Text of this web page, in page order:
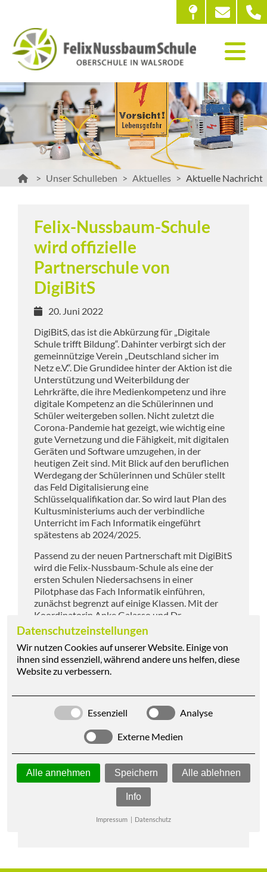
Unser Schulleben Aktuelles Aktuelle Nachricht
Felix-Nussbaum-Schule
wird offizielle
Partnerschule von
DigiBitS
20. Juni 2022
DigiBitS, das ist die Abkürzung für „Digitale
Schule trifft Bildung“. Dahinter verbirgt sich der
gemeinnützige Verein „Deutschland sicher im
Netz e.V.“. Die Grundidee hinter der Aktion ist die
Unterstützung und Weiterbildung der
Lehrkräfte, die ihre Medienkompetenz und ihre
digitale Kompetenz an die Schülerinnen und
Schüler weitergeben sollen. Nicht zuletzt die
Corona-Pandemie hat gezeigt, wie wichtig eine
gute Vernetzung und die Fähigkeit, mit digitalen
Geräten und Software umzugehen, in der
heutigen Zeit sind. Mit Blick auf den beruflichen
Werdegang der Schülerinnen und Schüler stellt
das Feld Digitalisierung eine
Schlüsselqualifikation dar. So wird laut Plan des
Kultusministeriums auch der verbindliche
Unterricht im Fach Informatik eingeführt
spätestens ab 2024/2025.
Passend zu der neuen Partnerschaft mit DigiBitS
wird die Felix-Nussbaum-Schule als eine der
ersten Schulen Niedersachsens in einer
Pilotphase das Fach Informatik einführen,
zunächst begrenzt auf einige Klassen. Mit der
Koordinatorin Anke Galasso und Dr.
Christopher Lehmann haben zwei Lehrkräfte der
Felix-Nussbaum-Schule bereits erfolgreich die
Weiterbildung zum Informatiklehrer
abgeschlossen, wir gratulieren an dieser Stelle
beiden dazu.
Datenschutzeinstellungen
Wir nutzen Cookies auf unserer Website. Einige von
ihnen sind essenziell, während andere uns helfen, diese
Website zu verbessern.
Essenziell Analyse
Externe Medien
Alle annehmen Speichern Alle ablehnen
Info
Impressum | Datenschutz